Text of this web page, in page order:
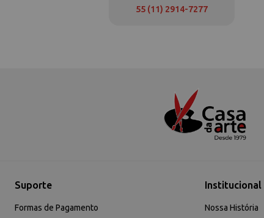
55 (11) 2914-7277
Suporte
Formas de Pagamento
Institucional
Nossa História